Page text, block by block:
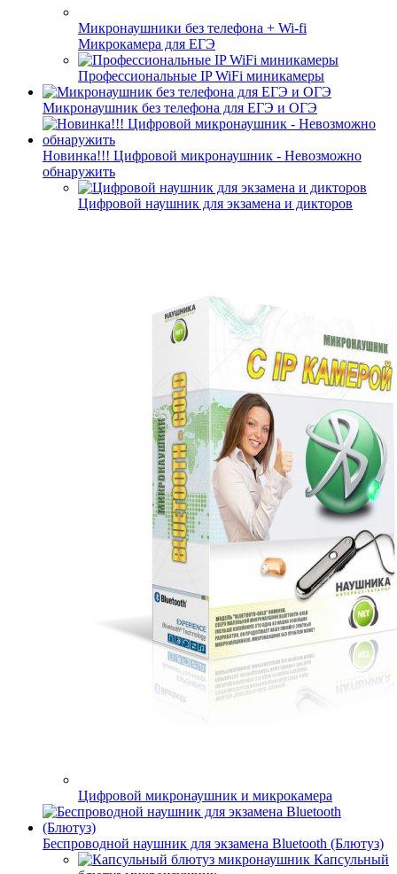
Микронаушники без телефона + Wi-fi
Микрокамера для ЕГЭ
Профессиональные IP WiFi миникамеры
Микронаушник без телефона для ЕГЭ и ОГЭ
Новинка!!! Цифровой микронаушник - Невозможно
обнаружить
Цифровой наушник для экзамена и дикторов
Цифровой микронаушник и микрокамера
Беспроводной наушник для экзамена Bluetooth (Блютуз)
Капсульный